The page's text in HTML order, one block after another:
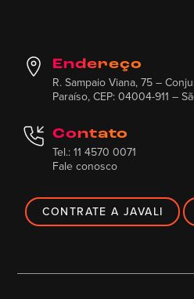
Endereço
R. Sampaio Viana, 75 –
Paraíso, CEP: 04004-911 –
Contato
Tel.: 11 4570 0071
Fale conosco
CONTRATE A JAVALI